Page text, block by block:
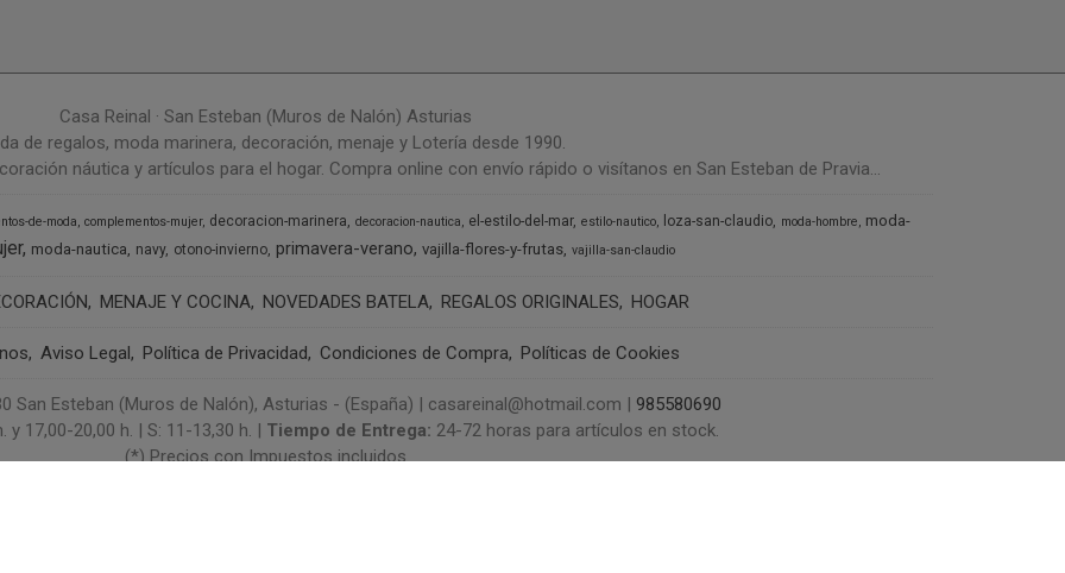
Casa Reinal · San Esteban (Muros de Nalón) Asturias
de regalos, moda marinera, decoración, menaje y Lotería desde 1990.
náutica y artículos para el hogar. Compra online con envío rápido o visítanos en San Esteban de Pravia...
de-moda complementos-mujer decoracion-marinera decoracion-nautica el-estilo-del-mar estilo-nautico loza-san-claudio moda-hombre
moda-
moda-nautica navy otono-invierno primavera-verano vajilla-flores-y-frutas vajilla-san-claudio
MENAJE Y COCINA NOVEDADES BATELA REGALOS ORIGINALES HOGAR
Aviso Legal Política de Privacidad Condiciones de Compra Políticas de Cookies
San Esteban (Muros de Nalón), Asturias - (España) | casareinal@hotmail.com | 985580690
y 17,00-20,00 h. | S: 11-13,30 h. | Tiempo de Entrega: 24-72 horas para artículos en stock.
(*) Precios con Impuestos incluidos